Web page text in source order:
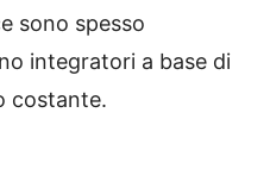
sono spesso
integratori a base di
costante.